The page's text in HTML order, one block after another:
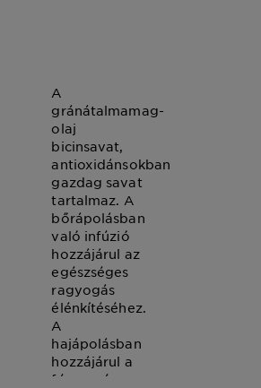
A
gránátalmamag-
olaj
bicinsavat,
antioxidánsokban
gazdag savat
tartalmaz. A
bőrápolásban
való infúzió
hozzájárul az
egészséges
ragyogás
élénkítéséhez.
A
hajápolásban
hozzájárul a
fényesség